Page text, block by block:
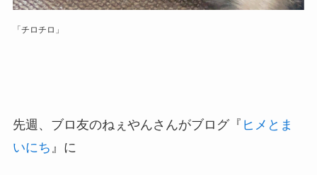
「チロチロ」
先週、ブロ友のねぇやんさんがブログ『 ヒメとま
いにち 』に